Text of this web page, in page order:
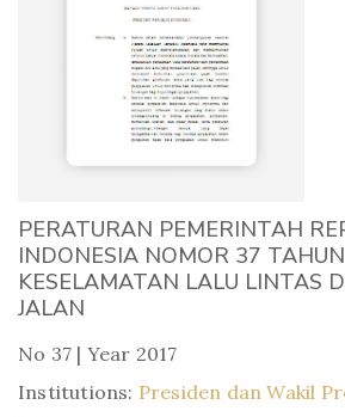
PERATURAN PEMERINTAH
INDONESIA NOMOR 37
KESELAMATAN LALU LINTAS
JALAN
No 37 | Year 2017
Institutions: Presiden dan Wakil